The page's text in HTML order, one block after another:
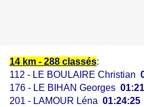
14 km - 288 classés:
112 - LE BOULAIRE Christian
176 - LE BIHAN Georges
201 - LAMOUR Léna 01:24:25